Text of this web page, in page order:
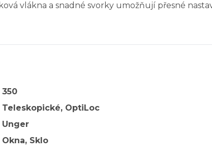
vlákna a snadné svorky umožňují přesné
350
Teleskopické, OptiLoc
Unger
Okna, Sklo